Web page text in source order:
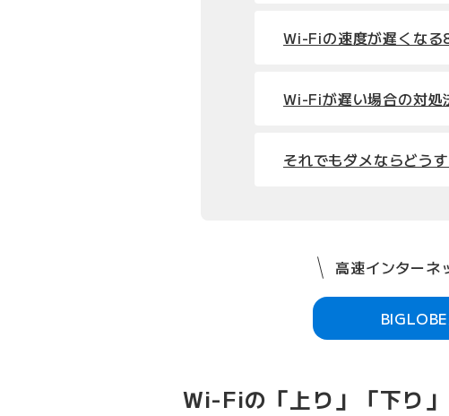
Wi-Fiの速度が遅くなる
Wi-Fiが遅い場合の対処
それでもダメならどう
高速インターネ
Wi-Fiの「上り」「下り」